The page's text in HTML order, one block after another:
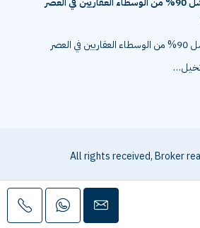
لماذا يفشل 90% من الوسطاء العقاريين في العصر
لماذا يفشل 90% من الوسطاء العقاريين في العصر